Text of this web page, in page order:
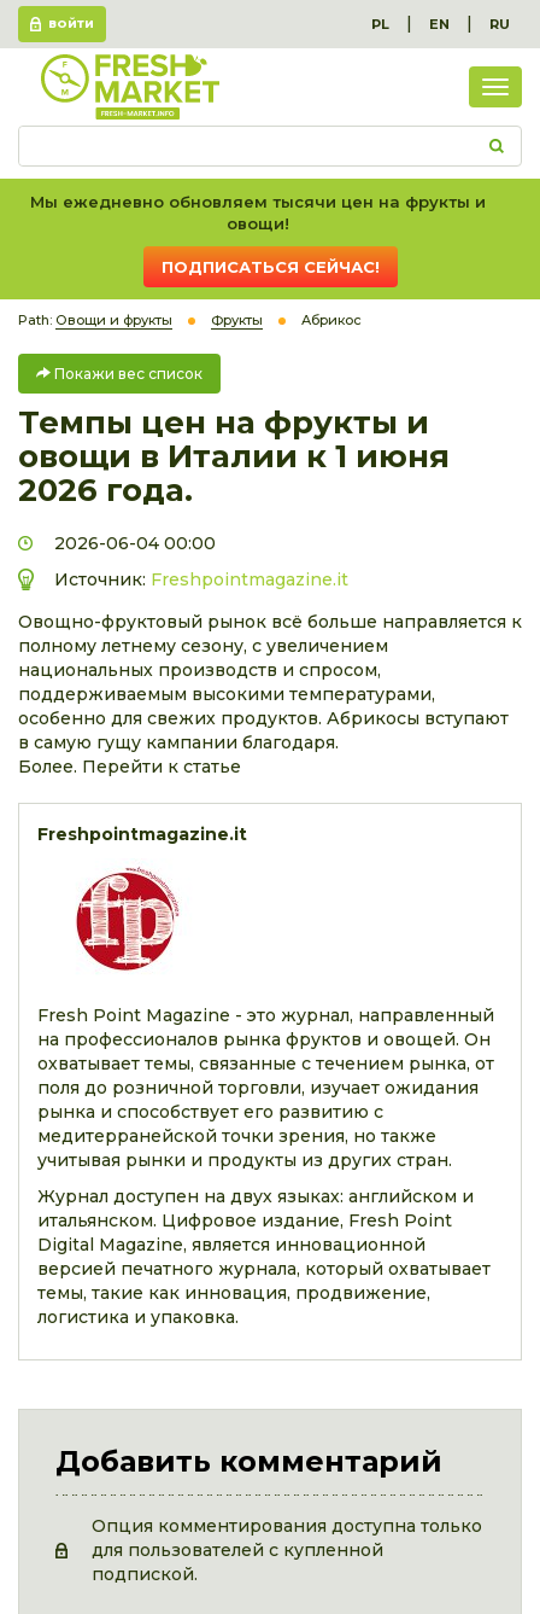
ВОЙТИ PL | EN | RU
вес
Мы ежедневно обновляем тысячи цен на фрукты и
овощи!
ПОДПИСАТЬСЯ СЕЙЧАС!
Path: Овощи и фрукты Фрукты Абрикос
Покажи вес список
Темпы цен на фрукты и
овощи в Италии к 1 июня
2026 года.
2026-06-04 00:00
Источник: Freshpointmagazine.it
Овощно-фруктовый рынок всё больше направляется к
полному летнему сезону, с увеличением
национальных производств и спросом,
поддерживаемым высокими температурами,
особенно для свежих продуктов. Абрикосы вступают
в самую гущу кампании благодаря.
Более. Перейти к статье
Freshpointmagazine.it
Fresh Point Magazine - это журнал, направленный
на профессионалов рынка фруктов и овощей. Он
охватывает темы, связанные с течением рынка, от
поля до розничной торговли, изучает ожидания
рынка и способствует его развитию с
медитерранейской точки зрения, но также
учитывая рынки и продукты из других стран.
Журнал доступен на двух языках: английском и
итальянском. Цифровое издание, Fresh Point
Digital Magazine, является инновационной
версией печатного журнала, который охватывает
темы, такие как инновация, продвижение,
логистика и упаковка.
Добавить комментарий
Опция комментирования доступна только
для пользователей с купленной
подпиской.